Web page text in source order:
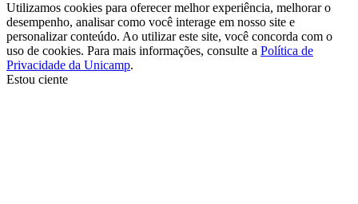
Utilizamos cookies para oferecer melhor experiência, melhorar o
desempenho, analisar como você interage em nosso site e
personalizar conteúdo. Ao utilizar este site, você concorda com o
uso de cookies. Para mais informações, consulte a Política de
Privacidade da Unicamp.
Estou ciente